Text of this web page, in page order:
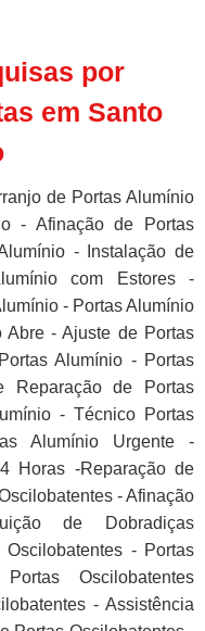
por
em Santo
de Portas Alumínio
- Afinação de Portas
- Instalação de
com Estores -
- Portas Alumínio
Abre - Ajuste de Portas
Alumínio - Portas
Reparação de Portas
- Técnico Portas
Alumínio Urgente -
Horas -Reparação de
- Afinação
de Dobradiças
- Portas
Oscilobatentes
- Assistência